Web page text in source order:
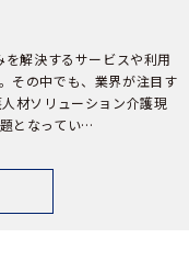
解決するサービスや利用
その中でも、業界が注目す
材ソリューション介護現
となってい…